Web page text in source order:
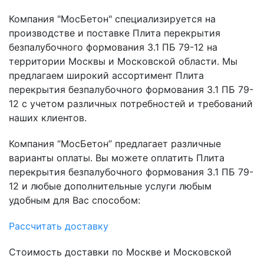
Компания "МосБетон" специализируется на
производстве и поставке Плита перекрытия
безпалубочного формования 3.1 ПБ 79-12 на
территории Москвы и Московской области. Мы
предлагаем широкий ассортимент Плита
перекрытия безпалубочного формования 3.1 ПБ 79-
12 с учетом различных потребностей и требований
наших клиентов.
Компания “МосБетон” предлагает различные
варианты оплаты. Вы можете оплатить Плита
перекрытия безпалубочного формования 3.1 ПБ 79-
12 и любые дополнительные услуги любым
удобным для Вас способом:
Рассчитать доставку
Стоимость доставки по Москве и Московской